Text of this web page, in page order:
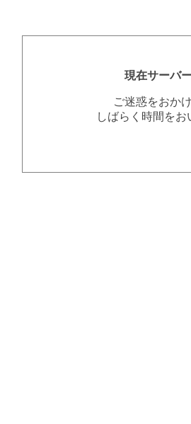
現在サーバ
ご迷惑をおか
しばらく時間を